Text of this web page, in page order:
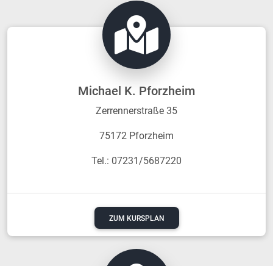
Michael K. Pforzheim
Zerrennerstraße 35
75172 Pforzheim
Tel.: 07231/5687220
ZUM KURSPLAN